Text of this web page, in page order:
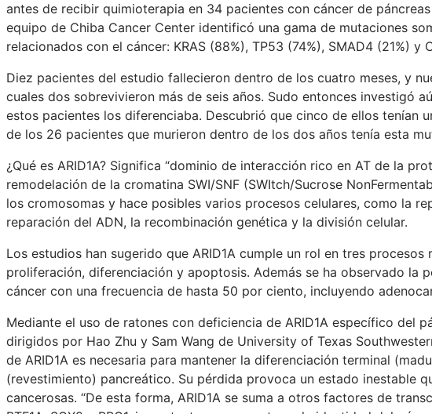
antes de recibir quimioterapia en 34 pacientes con cáncer de
equipo de Chiba Cancer Center identificó una gama de mutaciones
relacionados con el cáncer: KRAS (88%), TP53 (74%), SMAD4 (21%) y
Diez pacientes del estudio fallecieron dentro de los cuatro meses, y
cuales dos sobrevivieron más de seis años. Sudo entonces investigó
estos pacientes los diferenciaba. Descubrió que cinco de ellos tenían
de los 26 pacientes que murieron dentro de los dos años tenía esta
¿Qué es ARID1A? Significa “dominio de interacción rico en AT de la
remodelación de la cromatina SWI/SNF (SWItch/Sucrose
los cromosomas y hace posibles varios procesos celulares, como la
reparación del ADN, la recombinación genética y la división celular.
Los estudios han sugerido que ARID1A cumple un rol en tres
proliferación, diferenciación y apoptosis. Además se ha observado la
cáncer con una frecuencia de hasta 50 por ciento, incluyendo
Mediante el uso de ratones con deficiencia de ARID1A específico del
dirigidos por Hao Zhu y Sam Wang de University of Texas
de ARID1A es necesaria para mantener la diferenciación terminal
(revestimiento) pancreático. Su pérdida provoca un estado inestable
cancerosas. “De esta forma, ARID1A se suma a otros factores de